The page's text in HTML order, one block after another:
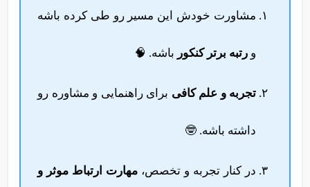
مشاورت خودش این مسیر رو طی کرده باشه
و رتبه برتر کنکور باشه. 🧠
تجربه و علم کافی برای راهنمایی و مشاوره رو
داشته باشه. 🤓
در کنار تجربه و تخصص، مهارت ارتباط موثر و